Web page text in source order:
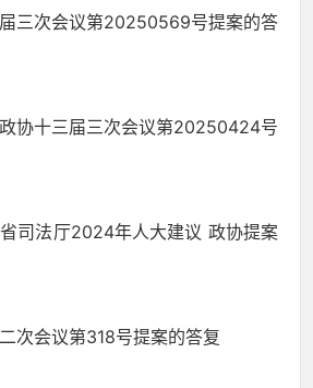
三次会议第20250569号提案的答
协十三届三次会议第20250424号
省司法厅2024年人大建议 政协提案
次会议第318号提案的答复